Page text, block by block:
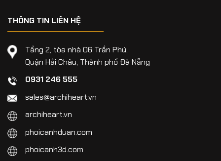
THÔNG TIN LIÊN HỆ
Tầng 2, tòa nhà 06 Trần Phú,
Quận Hải Châu, Thành phố Đà Nẵng
0931 246 555
sales@archiheart.vn
archiheart.vn
phoicanhduan.com
phoicanh3d.com